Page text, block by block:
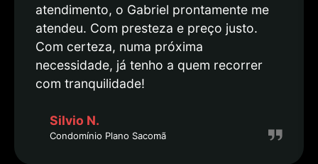
atendimento, o Gabriel prontamente me
atendeu. Com presteza e preço justo.
Com certeza, numa próxima
necessidade, já tenho a quem recorrer
com tranquilidade!
Silvio N.
Condomínio Plano Sacomã